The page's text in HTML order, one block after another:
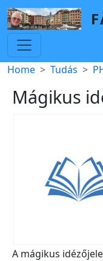
Skip to main content
Breadcrumb
Home Tudás
Mágikus
A mágikus